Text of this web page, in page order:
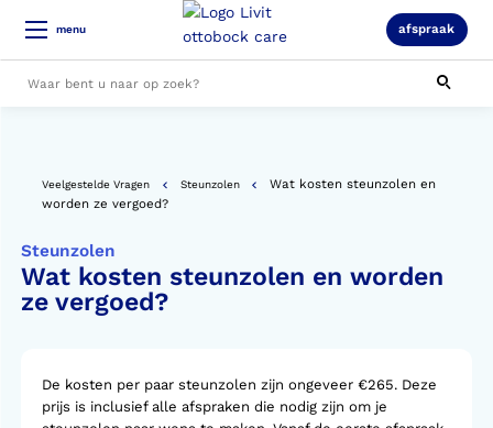
menu afspraak
Veelgestelde Vragen Steunzolen
Wat kosten steunzolen en
worden ze vergoed?
Steunzolen
Wat kosten steunzolen en worden
ze vergoed?
De kosten per paar steunzolen zijn ongeveer €265. Deze
prijs is inclusief alle afspraken die nodig zijn om je